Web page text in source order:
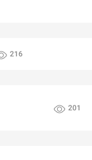
216
201